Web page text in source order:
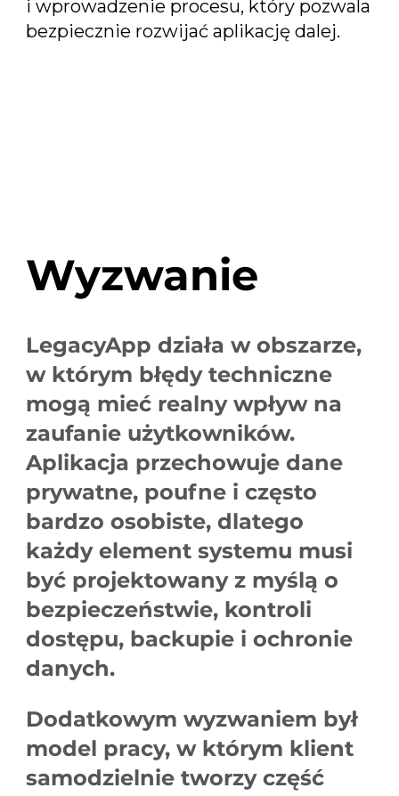
i wprowadzenie procesu, który pozwala
bezpiecznie rozwijać aplikację dalej.
Wyzwanie
LegacyApp działa w obszarze,
w którym błędy techniczne
mogą mieć realny wpływ na
zaufanie użytkowników.
Aplikacja przechowuje dane
prywatne, poufne i często
bardzo osobiste, dlatego
każdy element systemu musi
być projektowany z myślą o
bezpieczeństwie, kontroli
dostępu, backupie i ochronie
danych.
Dodatkowym wyzwaniem był
model pracy, w którym klient
samodzielnie tworzy część